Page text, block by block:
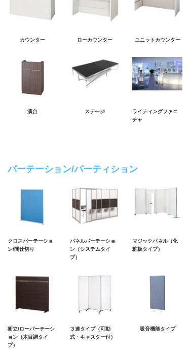
カウンター ローカウンター ユニットカウンター
演台 ステージ
ライティングファニ
チャ
パーテーション/パーティション
クロスパーテーショ
ン/間仕切り
パネルパーテーショ
ン（システムタイ
プ）
マジックパネル（化
粧板タイプ）
衝立/ローパーテーシ
ョン（木目調タイ
プ）
３連タイプ（可動
式・キャスター付）
吸音機能タイプ